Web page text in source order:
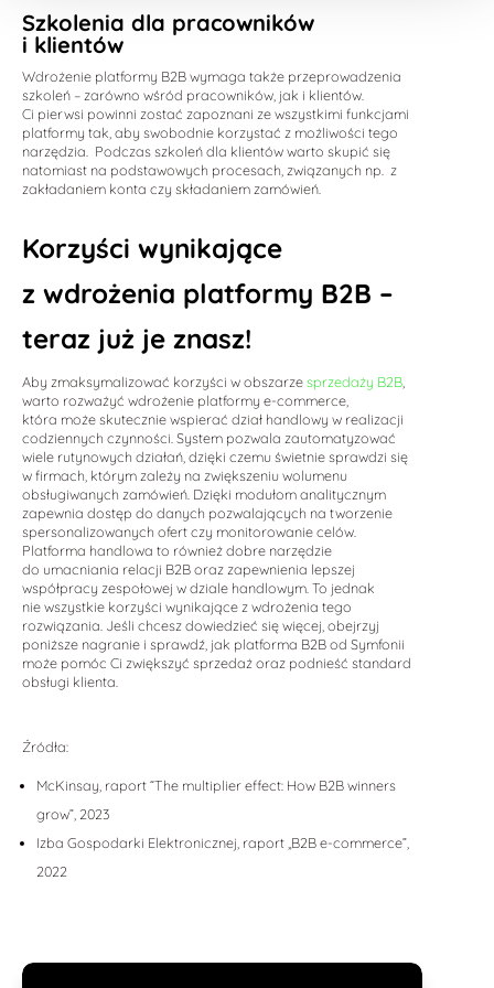
Szkolenia dla pracowników
i klientów
Wdrożenie platformy B2B wymaga także przeprowadzenia
szkoleń – zarówno wśród pracowników, jak i klientów.
Ci pierwsi powinni zostać zapoznani ze wszystkimi funkcjami
platformy tak, aby swobodnie korzystać z możliwości tego
narzędzia. Podczas szkoleń dla klientów warto skupić się
natomiast na podstawowych procesach, związanych np. z
zakładaniem konta czy składaniem zamówień.
Korzyści wynikające
z wdrożenia platformy B2B –
teraz już je znasz!
Aby zmaksymalizować korzyści w obszarzesprzedaży B2B
warto rozważyć wdrożenie platformy e-commerce,
która może skutecznie wspierać dział handlowy w realizacji
codziennych czynności. System pozwala zautomatyzować
wiele rutynowych działań, dzięki czemu świetnie sprawdzi się
w firmach, którym zależy na zwiększeniu wolumenu
obsługiwanych zamówień. Dzięki modułom analitycznym
zapewnia dostęp do danych pozwalających na tworzenie
spersonalizowanych ofert czy monitorowanie celów.
Platforma handlowa to również dobre narzędzie
do umacniania relacji B2B oraz zapewnienia lepszej
współpracy zespołowej w dziale handlowym. To jednak
nie wszystkie korzyści wynikające z wdrożenia tego
rozwiązania. Jeśli chcesz dowiedzieć się więcej, obejrzyj
poniższe nagranie i sprawdź, jak platforma B2B od Symfonii
może pomóc Ci zwiększyć sprzedaż oraz podnieść standard
obsługi klienta.
Źródła:
McKinsay, raport “The multiplier effect: How B2B winners
grow”, 2023
Izba Gospodarki Elektronicznej, raport „B2B e-commerce”,
2022